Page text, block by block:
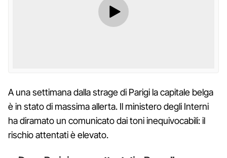
A una settimana dalla strage di Parigi la capitale belga
è in stato di massima allerta. Il ministero degli Interni
ha diramato un comunicato dai toni inequivocabili: il
rischio attentati è elevato.